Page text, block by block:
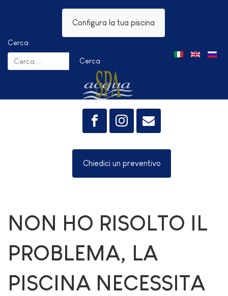
Configura la tua piscina
Cerca
Cerca
Seleziona la tua
Chiedici un preventivo
NON HO RISOLTO IL
PROBLEMA, LA
PISCINA NECESSITA